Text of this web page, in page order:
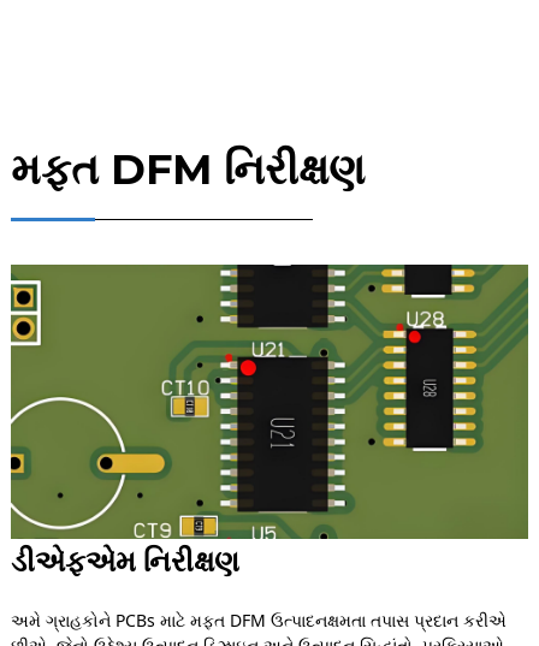
મફત DFM નિરીક્ષણ
ડીએફએમ નિરીક્ષણ
અમે ગ્રાહકોને PCBs માટે મફત DFM ઉત્પાદનક્ષમતા તપાસ પ્રદાન કરીએ